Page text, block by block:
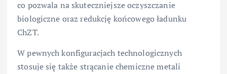
co pozwala na skuteczniejsze oczyszczanie
biologiczne oraz redukcję końcowego ładunku
ChZT.
W pewnych konfiguracjach technologicznych
stosuje się także strącanie chemiczne metali